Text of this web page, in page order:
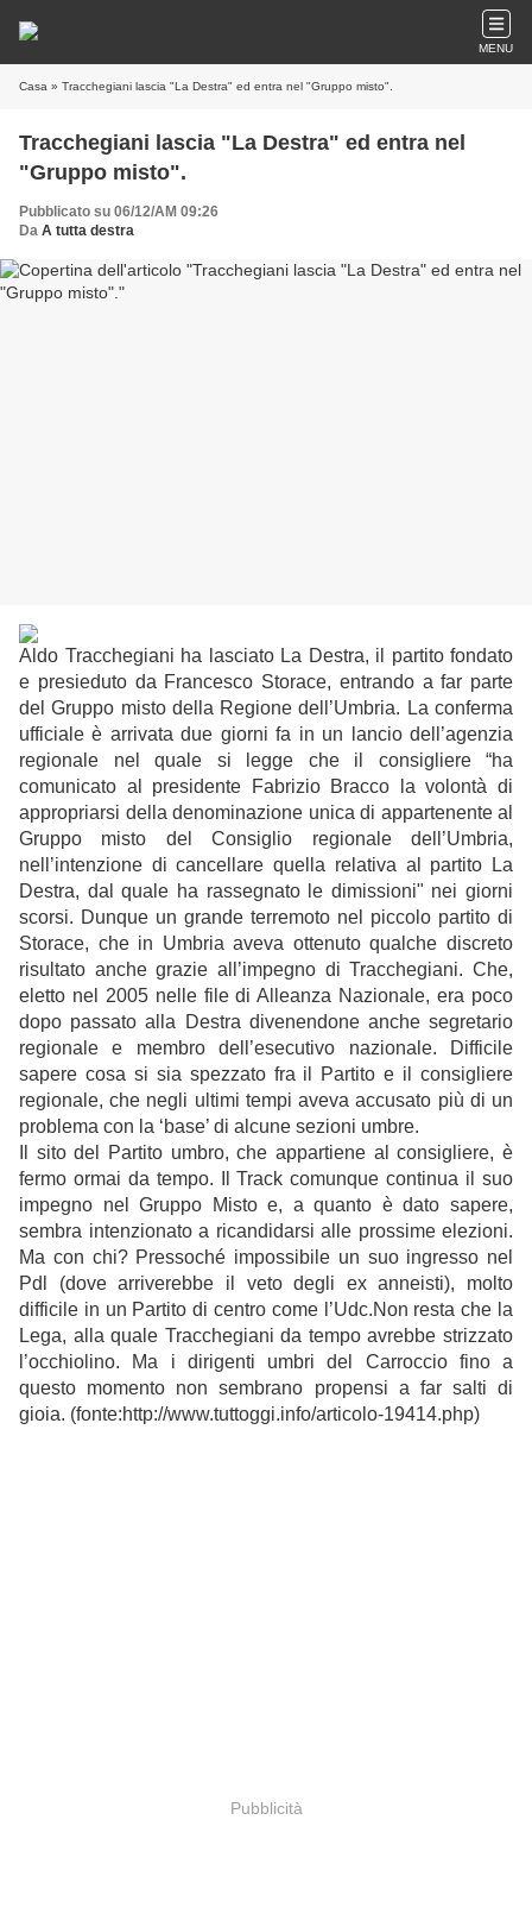
MENU
Casa » Tracchegiani lascia "La Destra" ed entra nel "Gruppo misto".
Tracchegiani lascia "La Destra" ed entra nel
"Gruppo misto".
Pubblicato su 06/12/AM 09:26
Da A tutta destra
Aldo Tracchegiani ha lasciato La Destra, il partito fondato
e presieduto da Francesco Storace, entrando a far parte
del Gruppo misto della Regione dell’Umbria. La conferma
ufficiale è arrivata due giorni fa in un lancio dell’agenzia
regionale nel quale si legge che il consigliere “ha
comunicato al presidente Fabrizio Bracco la volontà di
appropriarsi della denominazione unica di appartenente al
Gruppo misto del Consiglio regionale dell’Umbria,
nell’intenzione di cancellare quella relativa al partito La
Destra, dal quale ha rassegnato le dimissioni" nei giorni
scorsi. Dunque un grande terremoto nel piccolo partito di
Storace, che in Umbria aveva ottenuto qualche discreto
risultato anche grazie all’impegno di Tracchegiani. Che,
eletto nel 2005 nelle file di Alleanza Nazionale, era poco
dopo passato alla Destra divenendone anche segretario
regionale e membro dell’esecutivo nazionale. Difficile
sapere cosa si sia spezzato fra il Partito e il consigliere
regionale, che negli ultimi tempi aveva accusato più di un
problema con la ‘base’ di alcune sezioni umbre.
Il sito del Partito umbro, che appartiene al consigliere, è
fermo ormai da tempo. Il Track comunque continua il suo
impegno nel Gruppo Misto e, a quanto è dato sapere,
sembra intenzionato a ricandidarsi alle prossime elezioni.
Ma con chi? Pressoché impossibile un suo ingresso nel
Pdl (dove arriverebbe il veto degli ex anneisti), molto
difficile in un Partito di centro come l’Udc.Non resta che la
Lega, alla quale Tracchegiani da tempo avrebbe strizzato
l’occhiolino. Ma i dirigenti umbri del Carroccio fino a
questo momento non sembrano propensi a far salti di
gioia. (fonte:http://www.tuttoggi.info/articolo-19414.php)
Pubblicità